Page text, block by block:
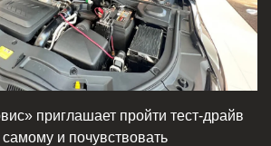
приглашает пройти тест-драйв
и почувствовать